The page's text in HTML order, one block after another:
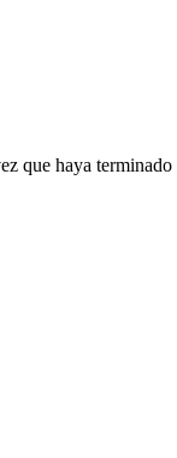
que haya